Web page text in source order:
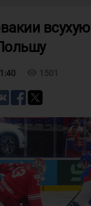
всухую
1501